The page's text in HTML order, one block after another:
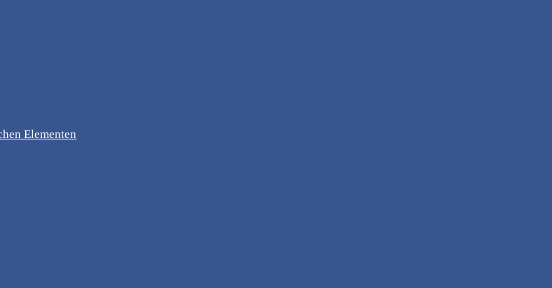
Elementen